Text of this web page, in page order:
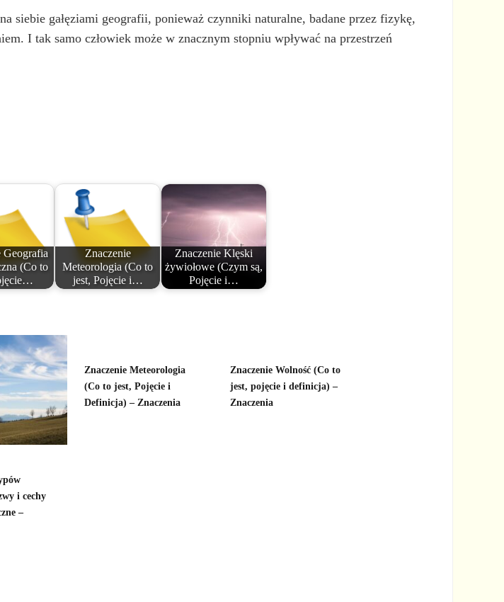
siebie gałęziami geografii, ponieważ czynniki naturalne, badane przez fizykę,
I tak samo człowiek może w znacznym stopniu wpływać na przestrzeń
Geografia
(Co to
Znaczenie
Meteorologia (Co to
jest, Pojęcie i…
Znaczenie Klęski
żywiołowe (Czym są,
Pojęcie i…
i cechy
–
Znaczenie Meteorologia
(Co to jest, Pojęcie i
Definicja) – Znaczenia
Znaczenie Wolność (Co to
jest, pojęcie i definicja) –
Znaczenia